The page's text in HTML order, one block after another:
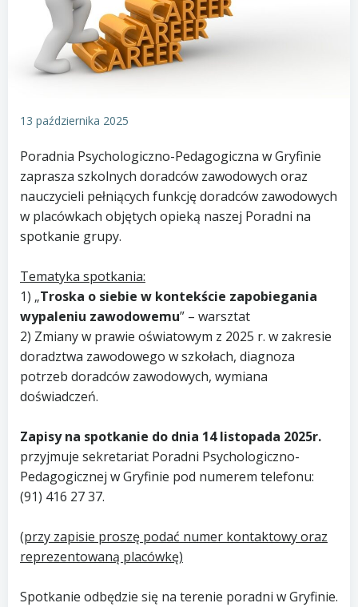
13 października 2025
Poradnia Psychologiczno-Pedagogiczna w Gryfinie
zaprasza szkolnych doradców zawodowych oraz
nauczycieli pełniących funkcję doradców zawodowych
w placówkach objętych opieką naszej Poradni na
spotkanie grupy.
Tematyka spotkania:
1) „Troska o siebie w kontekście zapobiegania
wypaleniu zawodowemu” – warsztat
2) Zmiany w prawie oświatowym z 2025 r. w zakresie
doradztwa zawodowego w szkołach, diagnoza
potrzeb doradców zawodowych, wymiana
doświadczeń.
Zapisy na spotkanie do dnia 14 listopada 2025r.
przyjmuje sekretariat Poradni Psychologiczno-
Pedagogicznej w Gryfinie pod numerem telefonu:
(91) 416 27 37.
(przy zapisie proszę podać numer kontaktowy oraz
reprezentowaną placówkę)
Spotkanie odbędzie się na terenie poradni w Gryfinie.